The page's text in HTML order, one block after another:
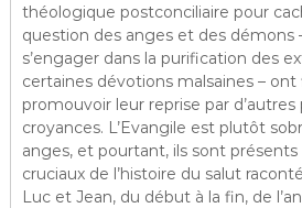
théologique postconciliaire pour
question des anges et des démons
s’engager dans la purification des
certaines dévotions malsaines –
promouvoir leur reprise par d’autres
croyances. L’Evangile est plutôt
anges, et pourtant, ils sont
cruciaux de l’histoire du salut
Luc et Jean, du début à la fin, de